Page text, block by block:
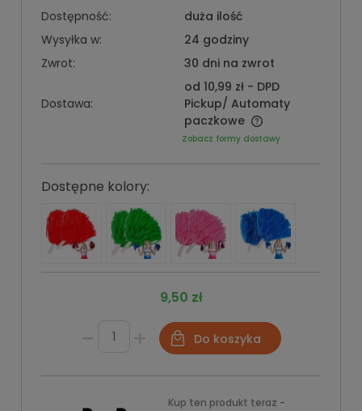
Dostępność:
duża ilość
Wysyłka w:
24 godziny
Zwrot:
30 dni na zwrot
Dostawa:
od 10,99 zł - DPD
Pickup/ Automaty
paczkowe
Zobacz formy dostawy
Dostępne kolory:
9,50 zł
Do koszyka
Kup ten produkt teraz -